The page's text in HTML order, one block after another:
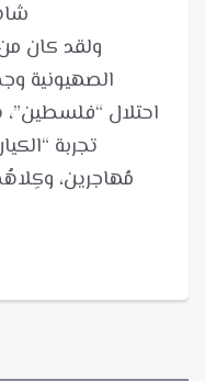
ولقد كان
الصهيونية
احتلال “فلسطين”،
تجربة
مُهاجرين،